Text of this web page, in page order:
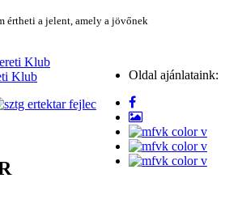
értheti a jelent, amely a jövőnek
Oldal ajánlataink:
Klub